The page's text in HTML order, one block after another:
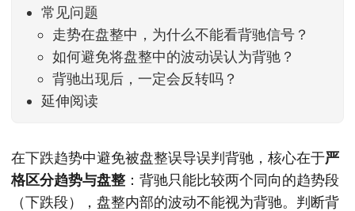
常见问题
走势在盘整中，为什么不能看背驰信号？
如何避免将盘整中的波动误认为背驰？
背驰出现后，一定会反转吗？
延伸阅读
在下跌趋势中避免被盘整误导误判背驰，核心在于严
格区分趋势与盘整 ：背驰只能比较两个同向的趋势段
（下跌段），盘整内部的波动不能视为背驰。判断背